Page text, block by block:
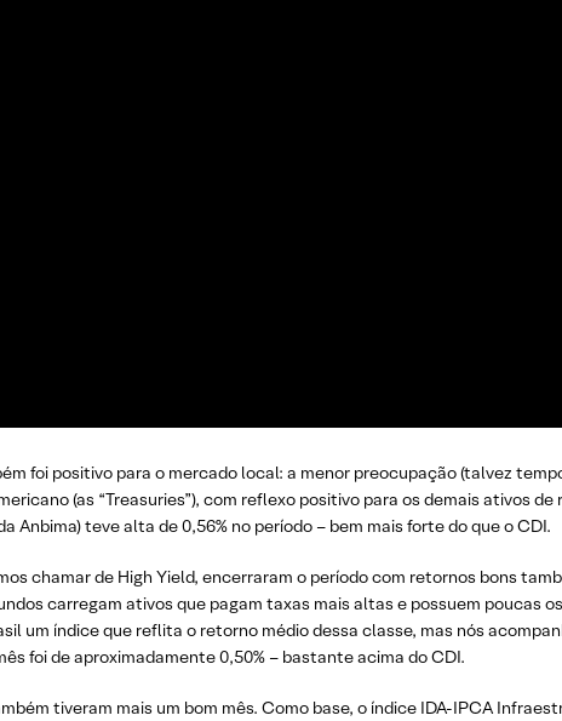
foi positivo para o mercado local: a menor preocupação (talvez
(as “Treasuries”), com reflexo positivo para os demais ativos
Anbima) teve alta de 0,56% no período – bem mais forte do que o CDI.
chamar de High Yield, encerraram o período com retornos bons
carregam ativos que pagam taxas mais altas e possuem poucas
um índice que reflita o retorno médio dessa classe, mas nós
foi de aproximadamente 0,50% – bastante acima do CDI.
tiveram mais um bom mês. Como base, o índice IDA-IPCA